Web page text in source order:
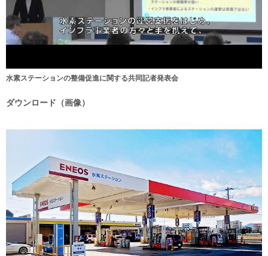
水素ステーションの整備促進に関する共同記者発表会
ダウンロード（画像）